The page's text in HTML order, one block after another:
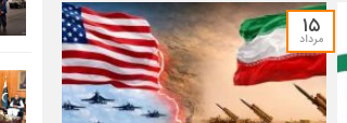
۱۵
مرداد